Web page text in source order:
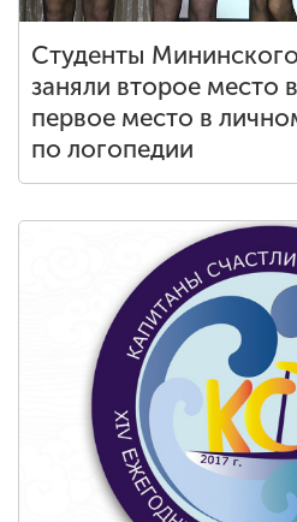
Студенты
заняли второе место
первое место в
по логопедии